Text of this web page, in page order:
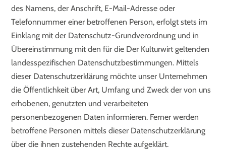
des Namens, der Anschrift, E-Mail-Adresse oder
Telefonnummer einer betroffenen Person, erfolgt stets im
Einklang mit der Datenschutz-Grundverordnung und in
Übereinstimmung mit den für die Der Kulturwirt geltenden
landesspezifischen Datenschutzbestimmungen. Mittels
dieser Datenschutzerklärung möchte unser Unternehmen
die Öffentlichkeit über Art, Umfang und Zweck der von uns
erhobenen, genutzten und verarbeiteten
personenbezogenen Daten informieren. Ferner werden
betroffene Personen mittels dieser Datenschutzerklärung
über die ihnen zustehenden Rechte aufgeklärt.